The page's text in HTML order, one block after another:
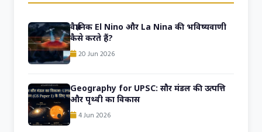
वैज्ञानिक El Nino और La Nina की भविष्यवाणी
कैसे करते हैं?
20 Jun 2026
Geography for UPSC: सौर मंडल की उत्पत्ति
और पृथ्वी का विकास
4 Jun 2026